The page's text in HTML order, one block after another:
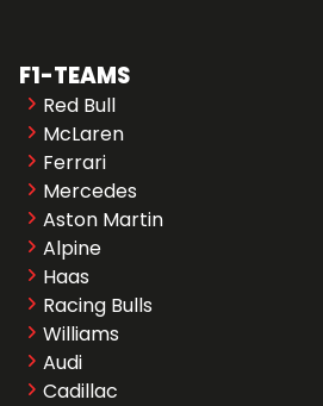
F1-TEAMS
Red Bull
McLaren
Ferrari
Mercedes
Aston Martin
Alpine
Haas
Racing Bulls
Williams
Audi
Cadillac